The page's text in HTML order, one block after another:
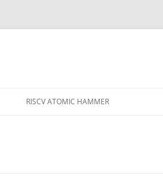
RISCV ATOMIC HAMMER